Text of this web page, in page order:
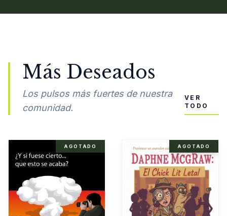
Más Deseados
Los pulsos más fuertes de nuestra
comunidad.
VER
TODO
AGOTADO AGOTADO